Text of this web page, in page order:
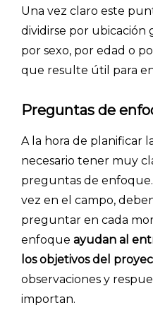
Una vez claro este
dividirse por ubicación
por sexo, por edad o
que resulte útil para
Preguntas de
A la hora de planificar
necesario tener muy
preguntas de
vez en el campo,
preguntar en cada
enfoque ayudan al
los objetivos del
observaciones y
importan.